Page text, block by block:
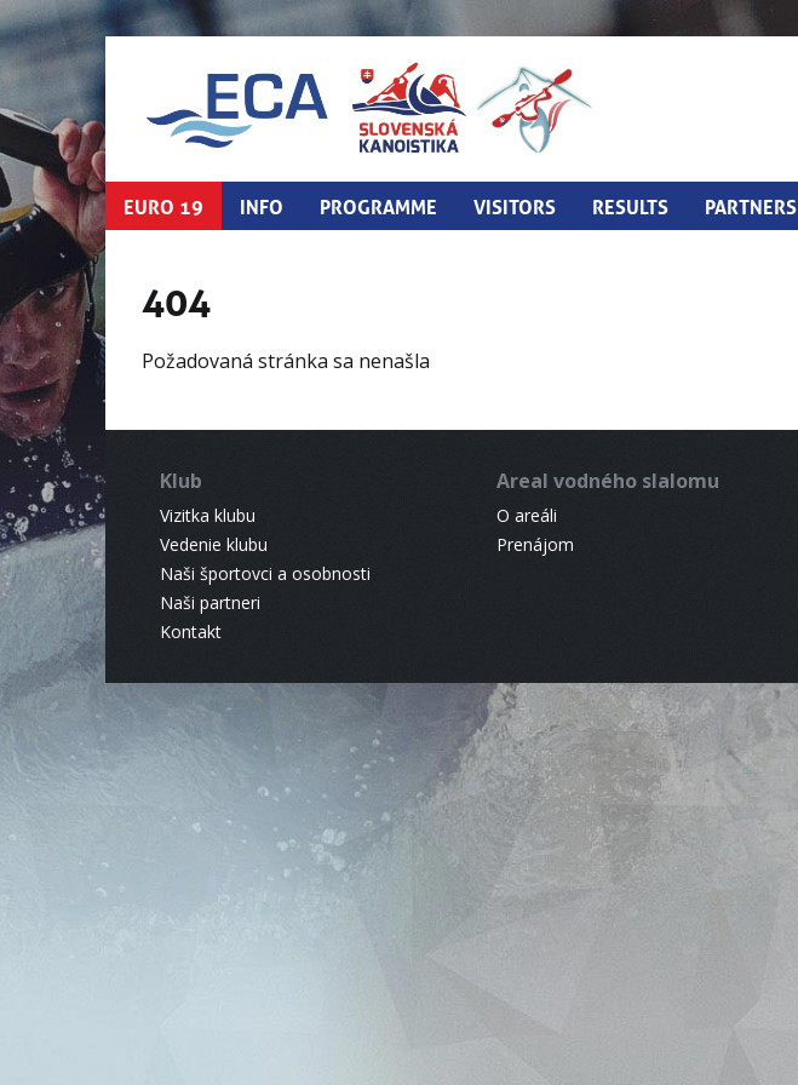
EURO 19 INFO PROGRAMME VISITORS RESULTS PARTNERS
404
Požadovaná stránka sa nenašla
Klub
Vizitka klubu
Vedenie klubu
Naši športovci a osobnosti
Naši partneri
Kontakt
Areal vodného slalomu
O areáli
Prenájom